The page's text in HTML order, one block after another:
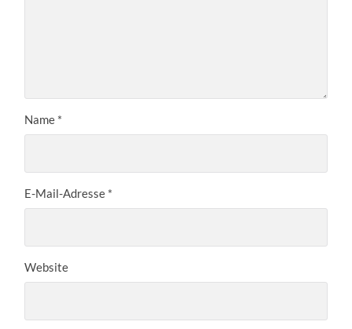
Name *
E-Mail-Adresse *
Website